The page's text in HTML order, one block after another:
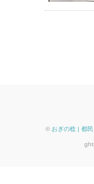
© おぎの稔 | 都